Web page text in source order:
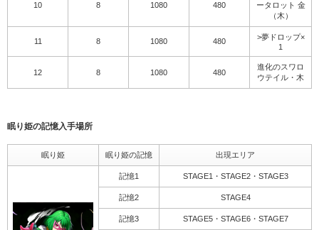
10 8 1080 480
ータロット 金
（木）
11 8 1080 480
>夢ドロップ×
1
12 8 1080 480
進化のスワロ
ウテイル・木
眠り姫の記憶入手場所
眠り姫 眠り姫の記憶 出現エリア
記憶1 STAGE1・STAGE2・STAGE3
記憶2 STAGE4
記憶3 STAGE5・STAGE6・STAGE7